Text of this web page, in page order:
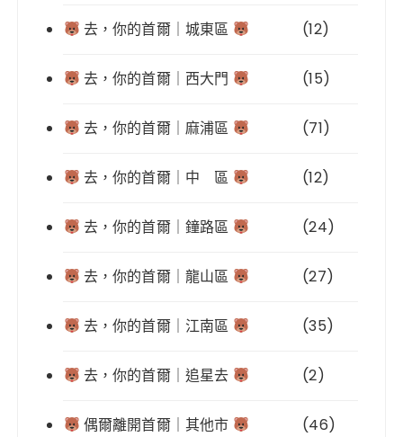
去，你的首爾｜城東區 (12)
去，你的首爾｜西大門 (15)
去，你的首爾｜麻浦區 (71)
去，你的首爾｜中 區 (12)
去，你的首爾｜鐘路區 (24)
去，你的首爾｜龍山區 (27)
去，你的首爾｜江南區 (35)
去，你的首爾｜追星去 (2)
偶爾離開首爾｜其他市 (46)